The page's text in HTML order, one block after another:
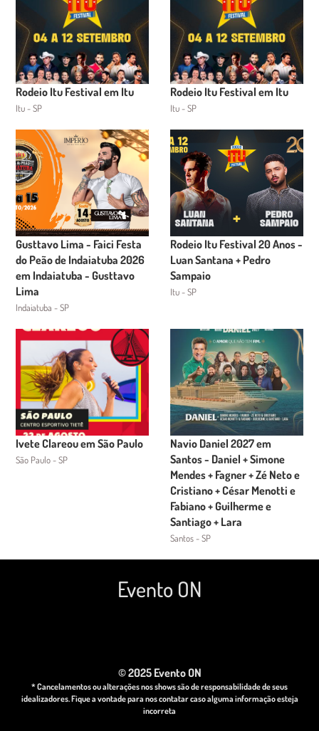
Rodeio Itu Festival em Itu
Itu - SP
Rodeio Itu Festival em Itu
Itu - SP
Gusttavo Lima - Faici Festa
do Peão de Indaiatuba 2026
em Indaiatuba - Gusttavo
Lima
Indaiatuba - SP
Rodeio Itu Festival 20 Anos -
Luan Santana + Pedro
Sampaio
Itu - SP
Ivete Clareou em São Paulo
São Paulo - SP
Navio Daniel 2027 em
Santos - Daniel + Simone
Mendes + Fagner + Zé Neto e
Cristiano + César Menotti e
Fabiano + Guilherme e
Santiago + Lara
Santos - SP
Evento ON
© 2025 Evento ON
* Cancelamentos ou alterações nos shows são de responsabilidade de seus
idealizadores. Fique a vontade para nos contatar caso alguma informação esteja
incorreta